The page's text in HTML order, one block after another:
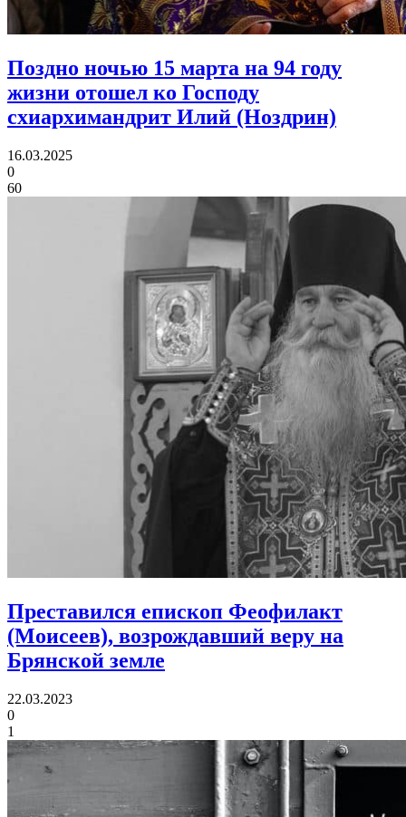
Поздно ночью 15 марта на 94 году
жизни отошел ко Господу
схиархимандрит Илий (Ноздрин)
16.03.2025
0
60
Преставился епископ Феофилакт
(Моисеев), возрождавший веру на
Брянской земле
22.03.2023
0
1